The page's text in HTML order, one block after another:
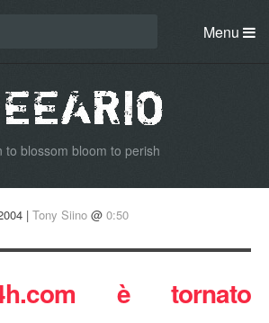
Menu
to blossom bloom to perish
| Tony Siino @ 0:50
è tornato